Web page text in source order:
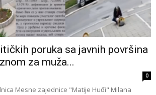
poruka sa javnih površina
za muža...
0
Mesne zajednice "Matije Huđi" Milana